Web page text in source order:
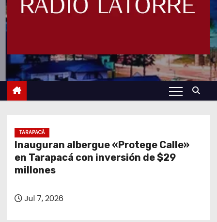
TARAPACÁ
Inauguran albergue «Protege Calle»
en Tarapacá con inversión de $29
millones
Jul 7, 2026